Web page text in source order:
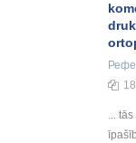
18
...